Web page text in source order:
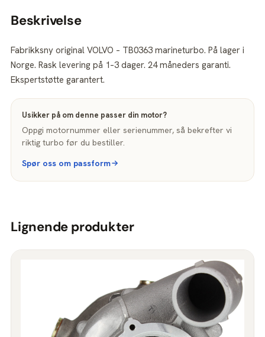
Beskrivelse
Fabrikksny original VOLVO – TB0363 marineturbo. På lager i
Norge. Rask levering på 1–3 dager. 24 måneders garanti.
Ekspertstøtte garantert.
Usikker på om denne passer din motor?
Oppgi motornummer eller serienummer, så bekrefter vi
riktig turbo før du bestiller.
Spør oss om passform
Lignende produkter